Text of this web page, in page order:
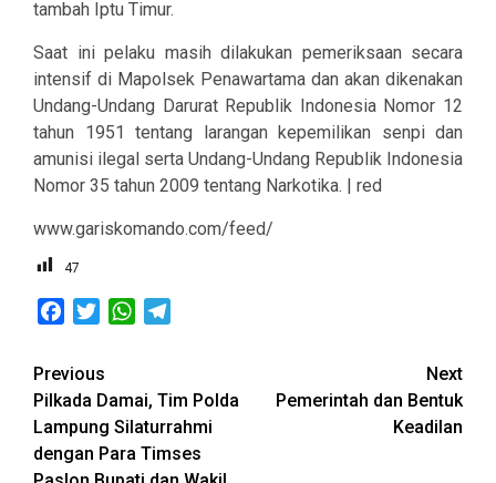
tambah Iptu Timur.
Saat ini pelaku masih dilakukan pemeriksaan secara
intensif di Mapolsek Penawartama dan akan dikenakan
Undang-Undang Darurat Republik Indonesia Nomor 12
tahun 1951 tentang larangan kepemilikan senpi dan
amunisi ilegal serta Undang-Undang Republik Indonesia
Nomor 35 tahun 2009 tentang Narkotika. | red
www.gariskomando.com/feed/
47
FacebookTwitterWhatsApp
Post
navigation
Previous
Pilkada Damai, Tim Polda
Lampung Silaturrahmi
dengan Para Timses
Next
Pemerintah dan Bentuk
Keadilan